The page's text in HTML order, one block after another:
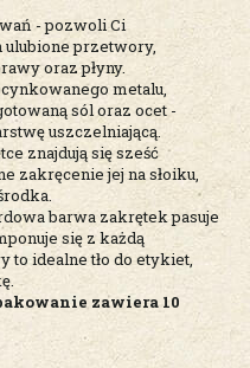
- pozwoli Ci
ulubione przetwory,
oraz płyny.
metalu,
sól oraz ocet -
uszczelniającą.
znajdują się sześć
zakręcenie jej na słoiku,
barwa zakrętek pasuje
się z każdą
to idealne tło do etykiet,
zawiera 10